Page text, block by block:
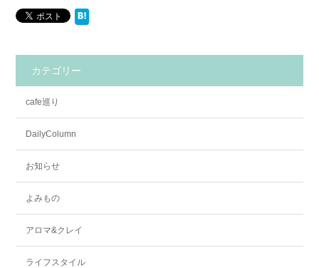
カテゴリー
cafe巡り
DailyColumn
お知らせ
よみもの
アロマ&クレイ
ライフスタイル